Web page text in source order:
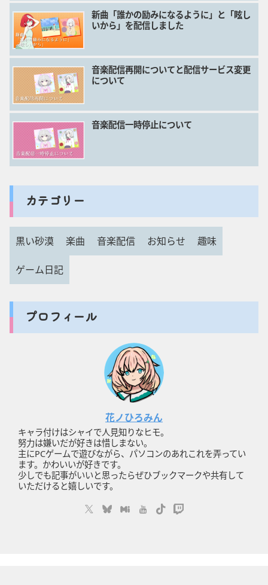
新曲「誰かの励みになるように」と「眩し
いから」を配信しました
音楽配信再開についてと配信サービス変更
について
音楽配信一時停止について
カテゴリー
黒い砂漠 楽曲 音楽配信 お知らせ 趣味
ゲーム日記
プロフィール
花ノひろみん
キャラ付けはシャイで人見知りなヒモ。
努力は嫌いだが好きは惜しまない。
主にPCゲームで遊びながら、パソコンのあれこれを弄ってい
ます。かわいいが好きです。
少しでも記事がいいと思ったらぜひブックマークや共有して
いただけると嬉しいです。